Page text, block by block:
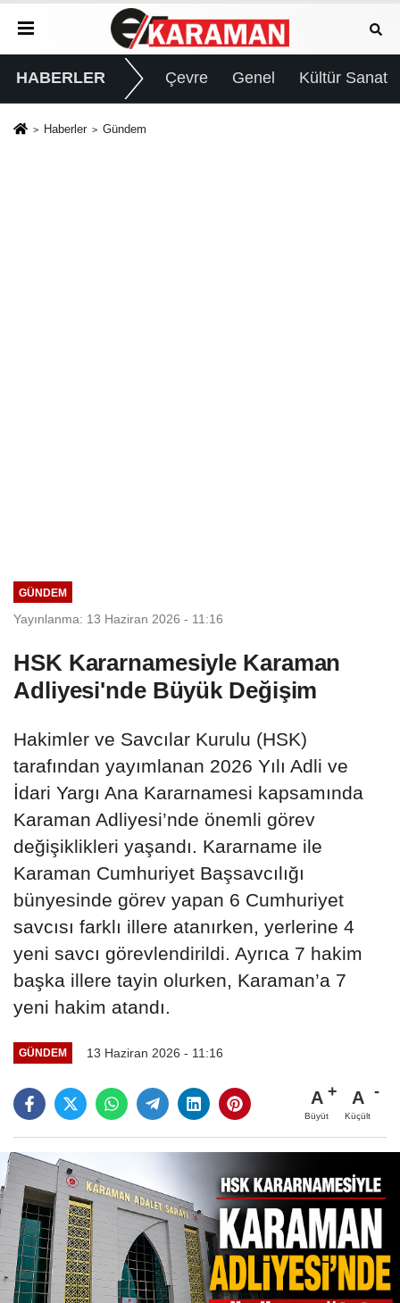
HABERLER Çevre Genel Kültür Sanat
Haberler Gündem
GÜNDEM
Yayınlanma: 13 Haziran 2026 - 11:16
HSK Kararnamesiyle Karaman
Adliyesi'nde Büyük Değişim
Hakimler ve Savcılar Kurulu (HSK)
tarafından yayımlanan 2026 Yılı Adli ve
İdari Yargı Ana Kararnamesi kapsamında
Karaman Adliyesi’nde önemli görev
değişiklikleri yaşandı. Kararname ile
Karaman Cumhuriyet Başsavcılığı
bünyesinde görev yapan 6 Cumhuriyet
savcısı farklı illere atanırken, yerlerine 4
yeni savcı görevlendirildi. Ayrıca 7 hakim
başka illere tayin olurken, Karaman’a 7
yeni hakim atandı.
GÜNDEM 13 Haziran 2026 - 11:16
A
Büyüt
A
Küçült